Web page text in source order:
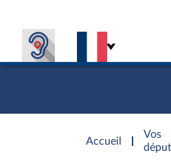
Accueil
d'accueil
Vos